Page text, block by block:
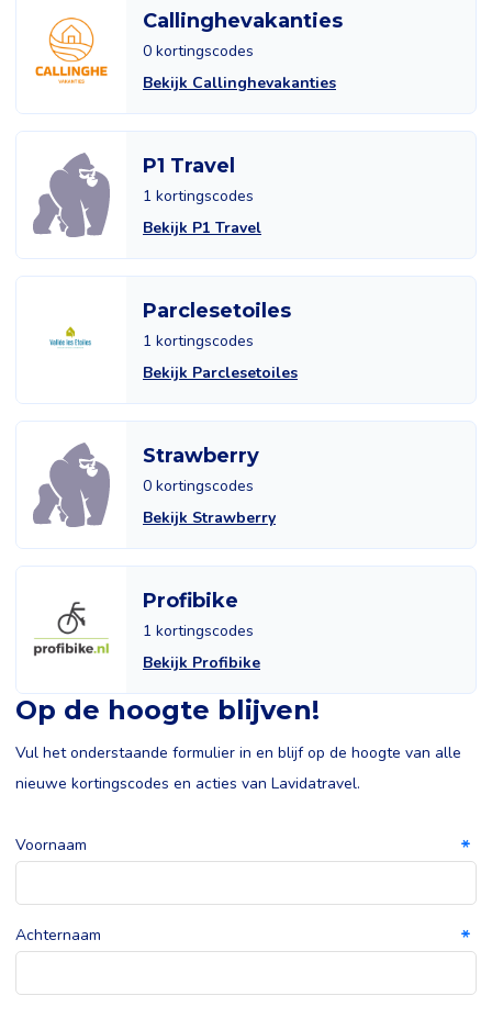
Callinghevakanties
0 kortingscodes
Bekijk Callinghevakanties
P1 Travel
1 kortingscodes
Bekijk P1 Travel
Parclesetoiles
1 kortingscodes
Bekijk Parclesetoiles
Strawberry
0 kortingscodes
Bekijk Strawberry
Profibike
1 kortingscodes
Bekijk Profibike
Op de hoogte blijven!
Vul het onderstaande formulier in en blijf op de hoogte van alle
nieuwe kortingscodes en acties van Lavidatravel.
Voornaam
Achternaam